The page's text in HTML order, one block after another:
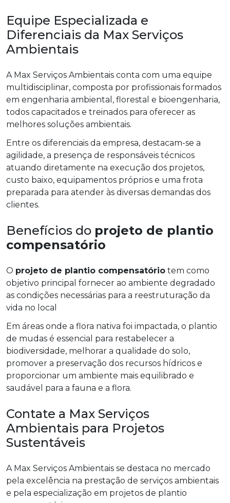
Equipe Especializada e
Diferenciais da Max Serviços
Ambientais
A Max Serviços Ambientais conta com uma equipe
multidisciplinar, composta por profissionais formados
em engenharia ambiental, florestal e bioengenharia,
todos capacitados e treinados para oferecer as
melhores soluções ambientais.
Entre os diferenciais da empresa, destacam-se a
agilidade, a presença de responsáveis técnicos
atuando diretamente na execução dos projetos,
custo baixo, equipamentos próprios e uma frota
preparada para atender às diversas demandas dos
clientes.
Benefícios do projeto de plantio
compensatório
O projeto de plantio compensatório tem como
objetivo principal fornecer ao ambiente degradado
as condições necessárias para a reestruturação da
vida no local
Em áreas onde a flora nativa foi impactada, o plantio
de mudas é essencial para restabelecer a
biodiversidade, melhorar a qualidade do solo,
promover a preservação dos recursos hídricos e
proporcionar um ambiente mais equilibrado e
saudável para a fauna e a flora.
Contate a Max Serviços
Ambientais para Projetos
Sustentáveis
A Max Serviços Ambientais se destaca no mercado
pela excelência na prestação de serviços ambientais
e pela especialização em projetos de plantio